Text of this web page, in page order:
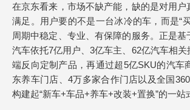
在京东看来，市场不缺产能，缺的是对用户
满足。用户要的不是一台冰冷的车，而是“
周期中稳定、专业、有保障的服务。正是
汽车依托7亿用户、3亿车主、62亿汽车相
端反向定制产品，再通过超5亿SKU的汽车
东养车门店、4万多家合作门店以及全国
构建起“新车+车品+养车+改装+置换”的一站